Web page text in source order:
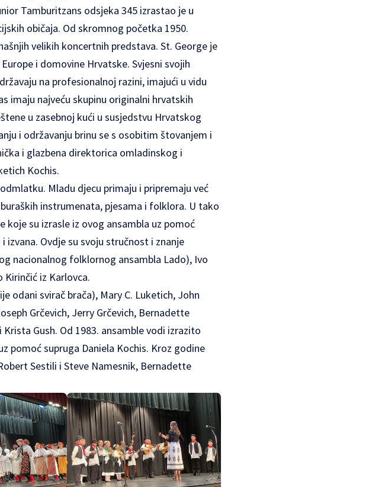
Tamburitzans odsjeka 345 izrastao je u
običaja. Od skromnog početka 1950.
velikih koncertnih predstava. St. George je
i domovine Hrvatske. Svjesni svojih
na profesionalnoj razini, imajući u vidu
imaju najveću skupinu originalni hrvatskih
u zasebnoj kući u susjedstvu Hrvatskog
i održavanju brinu se s osobitim štovanjem i
i glazbena direktorica omladinskog i
Kochis.
Mladu djecu primaju i pripremaju već
instrumenata, pjesama i folklora. U tako
koje su izrasle iz ovog ansambla uz pomoć
Ovdje su svoju stručnost i znanje
nacionalnog folklornog ansambla Lado), Ivo
Kirinčić iz Karlovca.
odani svirač brača), Mary C. Luketich, John
Grčevich, Jerry Grčevich, Bernadette
Gush. Od 1983. ansamble vodi izrazito
pomoć supruga Daniela Kochis. Kroz godine
Sestili i Steve Namesnik, Bernadette